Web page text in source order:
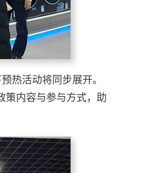
热活动将同步展开。
策内容与参与方式，助